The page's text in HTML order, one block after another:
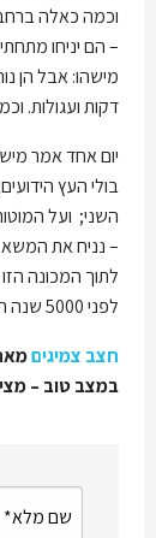
וכמה כאלה
– הם יניחו
מישהו: אבל הן
דקות ועגולות.
יום אחד אמר
בולי העץ
השני; ועל
– נניח את
לפני 5000 שנה הרכב הראשון, והגלגל הראשון לתפארה!
חצב צמיגים
במצב טוב –